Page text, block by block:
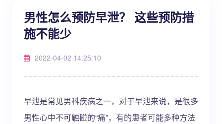
男性怎么预防早泄？ 这些预防措
施不能少
2022-04-02 14:25:10
早泄是常见男科疾病之一，对于早泄来说，是很多
男性心中不可触碰的“痛”，有的患者可能多种方法